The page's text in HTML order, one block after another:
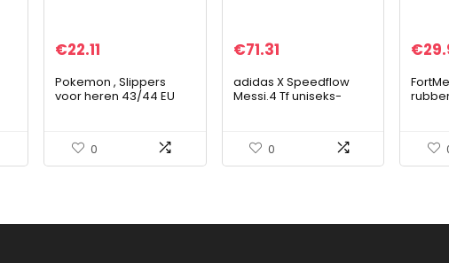
€22.11
Pokemon , Slippers
voor heren 43/44 EU
0
€71.31
adidas X Speedflow
Messi.4 Tf uniseks-
0
€